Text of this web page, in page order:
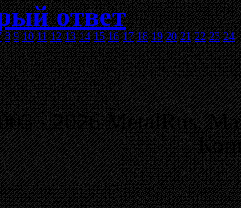
ответ
8 9 10 11 12 13 14 15 16 17 18 19 20 21 22 23 24
- 2026 MetalRus.